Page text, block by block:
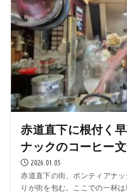
赤道直下に根付く
ナックのコーヒー
2026.01.05
赤道直下の街、ポンティアナ
りが街を包む。ここでの一杯